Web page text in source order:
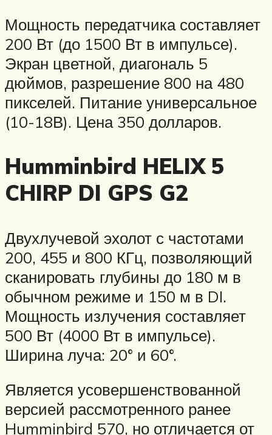
Мощность передатчика составляет
200 Вт (до 1500 Вт в импульсе).
Экран цветной, диагональ 5
дюймов, разрешение 800 на 480
пикселей. Питание универсальное
(10-18В). Цена 350 долларов.
Humminbird HELIX 5
CHIRP DI GPS G2
Двухлучевой эхолот с частотами
200, 455 и 800 КГц, позволяющий
сканировать глубины до 180 м в
обычном режиме и 150 м в DI.
Мощность излучения составляет
500 Вт (4000 Вт в импульсе).
Ширина луча: 20° и 60°.
Является усовершенствованной
версией рассмотренного ранее
Humminbird 570, но отличается от